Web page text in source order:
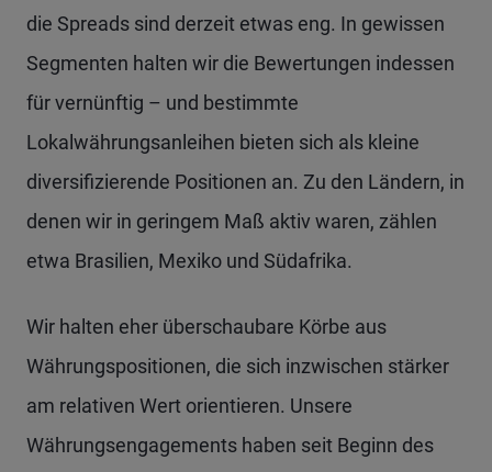
die Spreads sind derzeit etwas eng. In gewissen
Segmenten halten wir die Bewertungen indessen
für vernünftig – und bestimmte
Lokalwährungsanleihen bieten sich als kleine
diversifizierende Positionen an. Zu den Ländern, in
denen wir in geringem Maß aktiv waren, zählen
etwa Brasilien, Mexiko und Südafrika.
Wir halten eher überschaubare Körbe aus
Währungspositionen, die sich inzwischen stärker
am relativen Wert orientieren. Unsere
Währungsengagements haben seit Beginn des